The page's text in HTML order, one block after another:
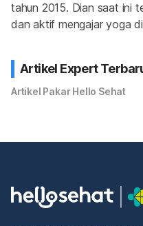
tahun 2015. Dian saat ini
dan aktif mengajar yoga di
Artikel Expert
Artikel Pakar Hello Sehat